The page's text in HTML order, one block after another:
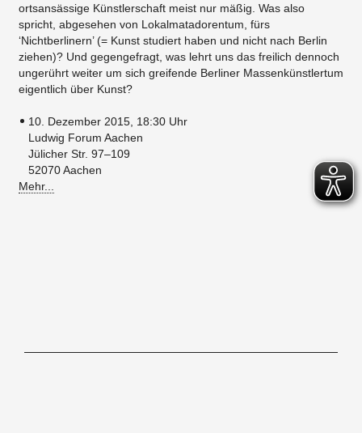
ortsansässige Künstlerschaft meist nur mäßig. Was also
spricht, abgesehen von Lokalmatadorentum, fürs
‘Nichtberlinern’ (= Kunst studiert haben und nicht nach Berlin
ziehen)? Und gegengefragt, was lehrt uns das freilich dennoch
ungerührt weiter um sich greifende Berliner Massenkünstlertum
eigentlich über Kunst?
10. Dezember 2015, 18:30 Uhr
Ludwig Forum Aachen
Jülicher Str. 97–109
​52070 Aachen
Mehr...